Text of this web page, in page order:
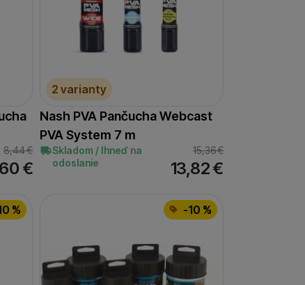
ponuky,
8,44€
€
2 varianty
Nash PVA Pančucha Webcast
PVA System 7 m
Skladom / Ihneď na
odoslanie
15,36€
13,82€
% -10 %